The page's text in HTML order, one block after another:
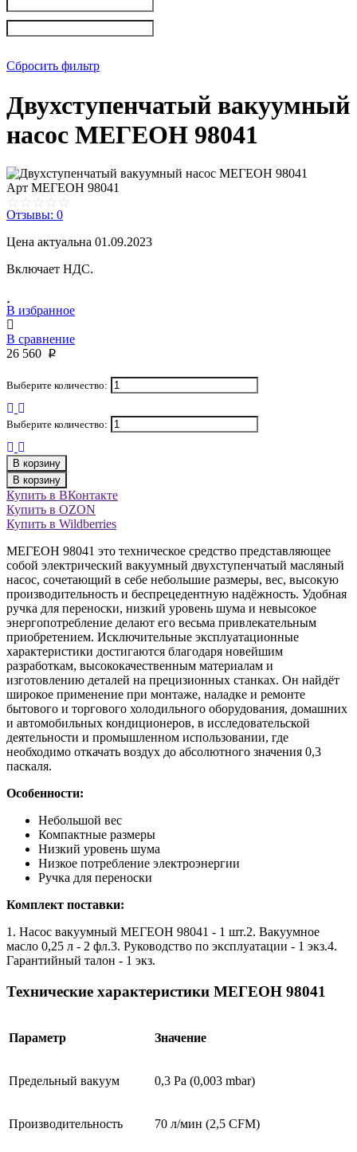
Сбросить фильтр
Двухступенчатый вакуумный
насос МЕГЕОН 98041
Арт МЕГЕОН 98041
Отзывы: 0
Цена актуальна 01.09.2023
Включает НДС.
В избранное
В сравнение
26 560 p
Выберите количество:
Выберите количество:
В корзину
В корзину
Купить в ВКонтакте
Купить в OZON
Купить в Wildberries
МЕГЕОН 98041 это техническое средство представляющее
собой электрический вакуумный двухступенчатый масляный
насос, сочетающий в себе небольшие размеры, вес, высокую
производительность и беспрецедентную надёжность. Удобная
ручка для переноски, низкий уровень шума и невысокое
энергопотребление делают его весьма привлекательным
приобретением. Исключительные эксплуатационные
характеристики достигаются благодаря новейшим
разработкам, высококачественным материалам и
изготовлению деталей на прецизионных станках. Он найдёт
широкое применение при монтаже, наладке и ремонте
бытового и торгового холодильного оборудования, домашних
и автомобильных кондиционеров, в исследовательской
деятельности и промышленном использовании, где
необходимо откачать воздух до абсолютного значения 0,3
паскаля.
Особенности:
Небольшой вес
Компактные размеры
Низкий уровень шума
Низкое потребление электроэнергии
Ручка для переноски
Комплект поставки:
1. Насос вакуумный МЕГЕОН 98041 - 1 шт.2. Вакуумное
масло 0,25 л - 2 фл.3. Руководство по эксплуатации - 1 экз.4.
Гарантийный талон - 1 экз.
Технические характеристики МЕГЕОН 98041
Параметр Значение
Предельный вакуум 0,3 Ра (0,003 mbar)
Производительность 70 л/мин (2,5 CFM)